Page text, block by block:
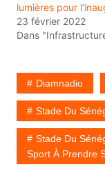
lumières pour
23 février 2022
Dans
Diamnadio
Stade Du
Stade Du
Sport À Prendre